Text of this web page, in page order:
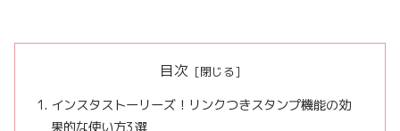
目次
インスタストーリーズ！リンクつきスタンプ機能の効